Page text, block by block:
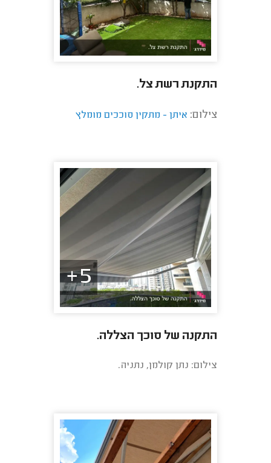
התקנת רשת צל.
צילום: איתן - מתקין סוככים מומלץ
5+
התקנה של סוכך הצללה.
צילום: נתן קולמן, נתניה.